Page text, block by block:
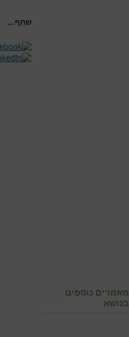
שתף...
מאמרים נוספים
בנושא